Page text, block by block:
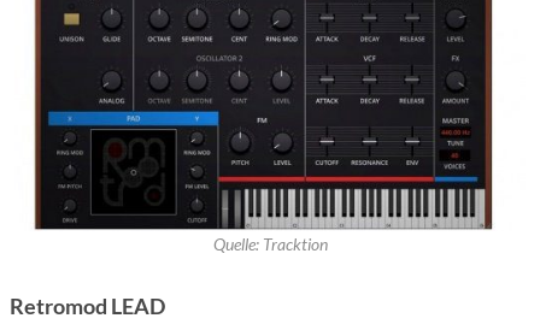
Quelle: Tracktion
Retromod LEAD